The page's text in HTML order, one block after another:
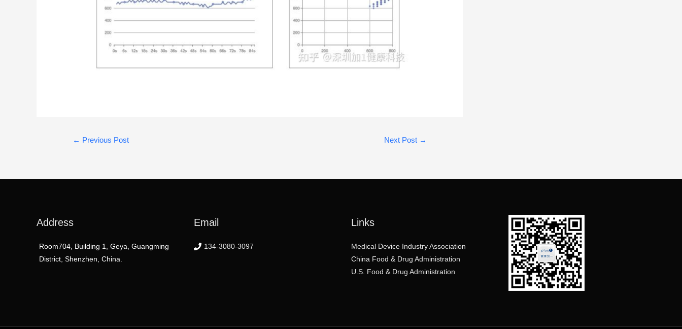
Post
← Previous Post Next Post →
Address
Room704, Building 1, Geya, Guangming
District, Shenzhen, China.
Email
134-3080-3097
Links
Medical Device Industry Association
China Food & Drug Administration
U.S. Food & Drug Administration